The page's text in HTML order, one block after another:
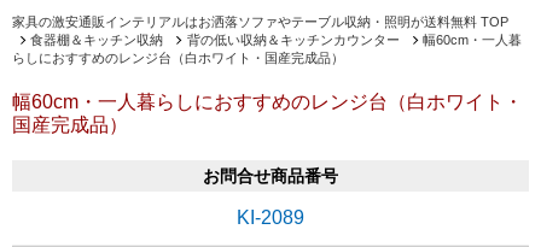
家具の激安通販インテリアルはお洒落ソファやテーブル収納・照明が送料無料 TOP
食器棚＆キッチン収納
背の低い収納＆キッチンカウンター
幅60cm・一人暮
らしにおすすめのレンジ台（白ホワイト・国産完成品）
幅60cm・一人暮らしにおすすめのレンジ台（白ホワイト・
国産完成品）
お問合せ商品番号
KI-2089